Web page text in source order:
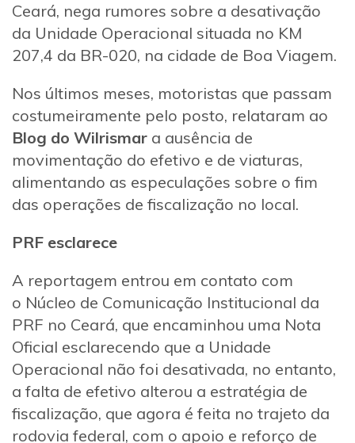
Ceará, nega rumores sobre a desativação
da Unidade Operacional situada no KM
207,4 da BR-020, na cidade de Boa Viagem.
Nos últimos meses, motoristas que passam
costumeiramente pelo posto, relataram ao
Blog do Wilrismar a ausência de
movimentação do efetivo e de viaturas,
alimentando as especulações sobre o fim
das operações de fiscalização no local.
PRF esclarece
A reportagem entrou em contato com
o Núcleo de Comunicação Institucional da
PRF no Ceará, que encaminhou uma Nota
Oficial esclarecendo que a Unidade
Operacional não foi desativada, no entanto,
a falta de efetivo alterou a estratégia de
fiscalização, que agora é feita no trajeto da
rodovia federal, com o apoio e reforço de